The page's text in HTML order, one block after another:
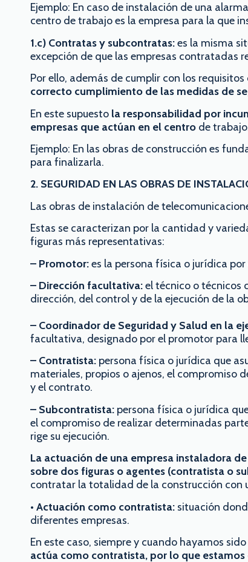
Ejemplo: En caso de instalación de una
centro de trabajo es la empresa para la que
1.c) Contratas y subcontratas:es la misma
excepción de que las empresas contratadas
Por ello, además de cumplir con los
correcto cumplimiento de las medidas de
En este supuesto la responsabilidad por
empresas que actúan en el centro de
Ejemplo: En las obras de construcción es
para finalizarla.
2. SEGURIDAD EN LAS OBRAS DE
Las obras de instalación de
Estas se caracterizan por la cantidad y
figuras más representativas:
– Promotor:es la persona física o jurídica
– Dirección facultativa:el técnico o técnicos
dirección, del control y de la ejecución de la
– Coordinador de Seguridad y Salud en la
facultativa, designado por el promotor para
– Contratista: persona física o jurídica que
materiales, propios o ajenos, el compromiso
y el contrato.
– Subcontratista: persona física o jurídica
el compromiso de realizar determinadas
rige su ejecución.
La actuación de una empresa instaladora
sobre dos figuras o agentes (contratista o
contratar la totalidad de la construcción con
• Actuación como contratista: situación
diferentes empresas.
En este caso, siempre y cuando hayamos
actúa como contratista, por lo que